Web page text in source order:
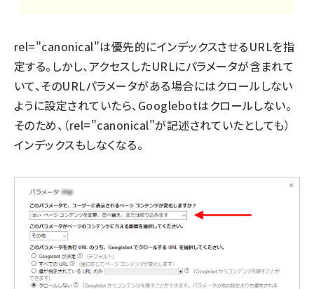
rel="canonical"は優先的にインデックスさせるURLを指
定する。しかし、アクセスしたURLにパラメータが含まれて
いて、そのURLパラメータがある場合にはクロールしない
ように設定されていたら、Googlebotはクロールしない。
そのため、（rel="canonical"が記述されていたとしても）
インデックスもしなくなる。